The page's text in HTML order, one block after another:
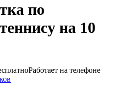
по
на 10
Работает на телефоне